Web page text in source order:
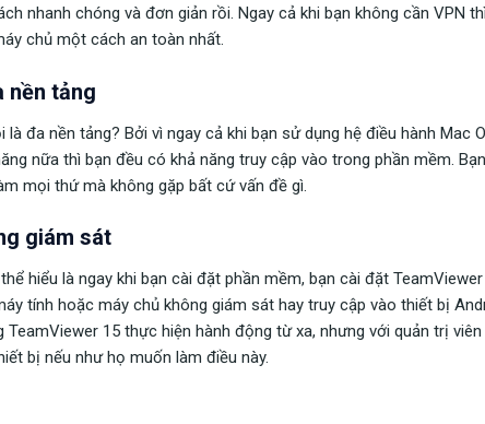
nhanh chóng và đơn giản rồi. Ngay cả khi bạn không cần VPN
chủ một cách an toàn nhất.
nền tảng
là đa nền tảng? Bởi vì ngay cả khi bạn sử dụng hệ điều hành Mac
nữa thì bạn đều có khả năng truy cập vào trong phần mềm.
mọi thứ mà không gặp bất cứ vấn đề gì.
giám sát
hiểu là ngay khi bạn cài đặt phần mềm, bạn cài đặt
tính hoặc máy chủ không giám sát hay truy cập vào thiết bị
15 thực hiện hành động từ xa, nhưng với quản trị
bị nếu như họ muốn làm điều này.